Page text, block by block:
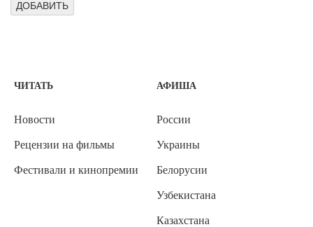
ЧИТАТЬ
Новости
Рецензии на фильмы
Фестивали и кинопремии
АФИША
России
Украины
Белорусии
Узбекистана
Казахстана